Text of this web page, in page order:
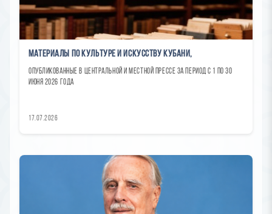
Материалы по культуре и искусству Кубани,
опубликованные в центральной и местной прессе за период с 1 по 30
июня 2026 года
17.07.2026